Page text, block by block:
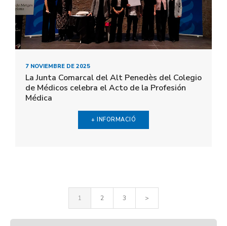
7 NOVIEMBRE DE 2025
La Junta Comarcal del Alt Penedès del Colegio
de Médicos celebra el Acto de la Profesión
Médica
+ INFORMACIÓ
1 2 3 >